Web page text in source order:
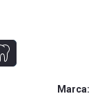
Marca: